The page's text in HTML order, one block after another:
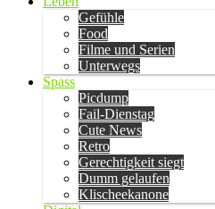
Gefühle
Food
Filme und Serien
Unterwegs
Spass
Picdump
Fail-Dienstag
Cute News
Retro
Gerechtigkeit siegt
Dumm gelaufen
Klischeekanone